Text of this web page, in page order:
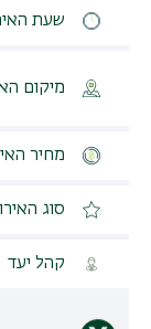
שעת
מיקום
מחיר
סוג
קהל יעד